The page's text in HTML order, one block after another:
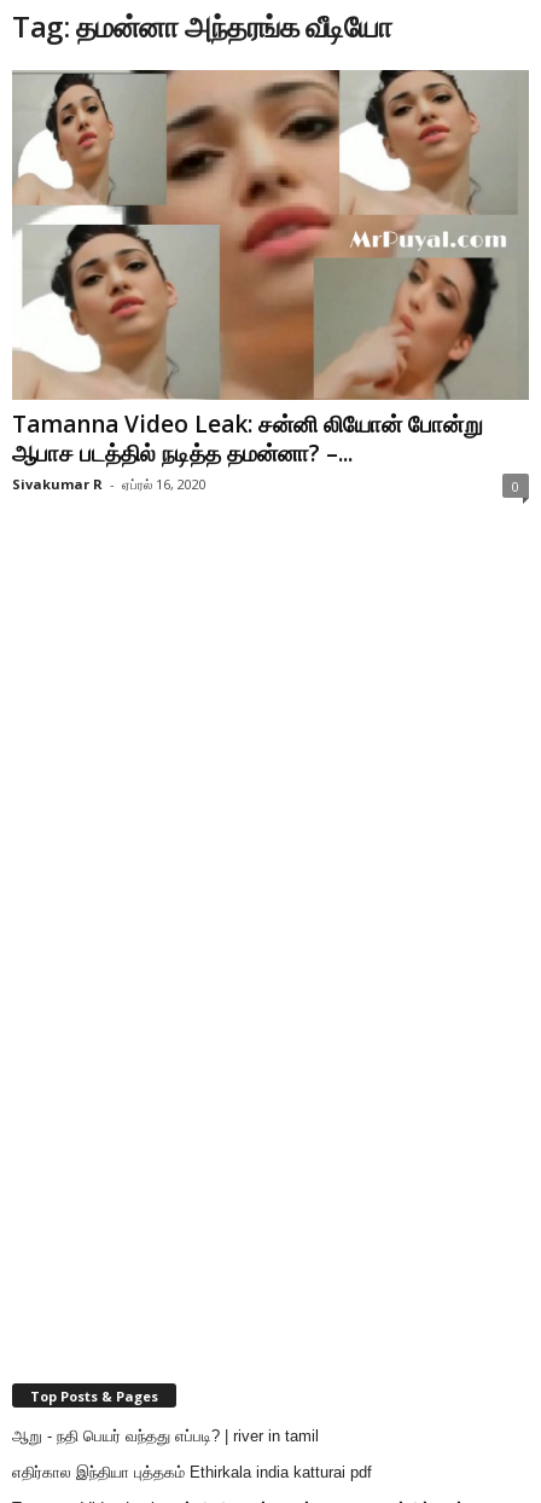
Tag: தமன்னா அந்தரங்க வீடியோ
Tamanna Video Leak: சன்னி லியோன் போன்று
ஆபாச படத்தில் நடித்த தமன்னா? –...
Sivakumar R - ஏப்ரல் 16, 2020 0
Top Posts & Pages
ஆறு - நதி பெயர் வந்தது எப்படி? | river in tamil
எதிர்கால இந்தியா புத்தகம் Ethirkala india katturai pdf